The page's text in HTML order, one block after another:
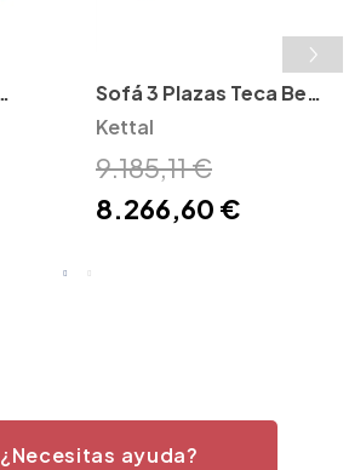
Sofá 3 Plazas Teca Bela
Rope Bitta Kettal
Kettal
9.185,11 €
8.266,60 €
¿Necesitas ayuda?